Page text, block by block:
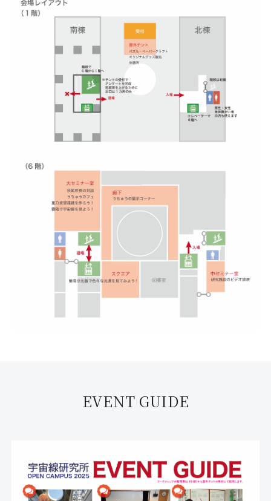
EVENT GUIDE